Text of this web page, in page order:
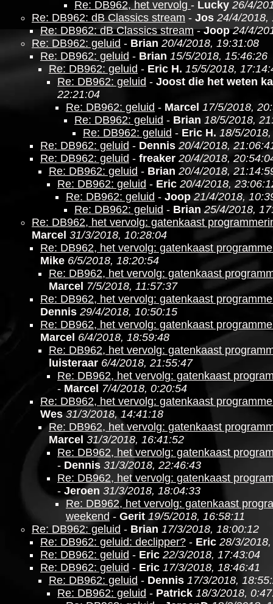
Re: DB962, het vervolg - Lucky 26/4/
Re: DB962: dB Classics stream - Jos 24/4/2018,
Re: DB962: dB Classics stream-Joop 24/4/
Re: DB962: geluid - Brian 20/4/2018, 19:31:08
Re: DB962: geluid - Brian 15/5/2018, 15:46:26
Re: DB962: geluid - Eric H. 15/5/2018,
Re: DB962: geluid - Joost die het weten
22:21:04
Re: DB962: geluid - Marcel 17/5/2018,
Re: DB962: geluid - Brian 18/5/2018,
Re: DB962: geluid - Eric H. 18/5/
Re: DB962: geluid - Dennis 20/4/2018,
Re: DB962: geluid - freaker 20/4/2018,
Re: DB962: geluid - Brian 20/4/2018,
Re: DB962: geluid - Eric 20/4/2018,
Re: DB962: geluid - Joop 21/4/2018,
Re: DB962: geluid - Brian 25/4/2018,
Re: DB962, het vervolg: gatenkaast
Marcel 31/3/2018, 10:28:04
Re: DB962, het vervolg: gatenkaast
Mike 6/5/2018, 18:20:54
Re: DB962, het vervolg: gatenkaast
Marcel 7/5/2018, 11:57:37
Re: DB962, het vervolg: gatenkaast
Dennis 29/4/2018, 10:50:15
Re: DB962, het vervolg: gatenkaast
Marcel 6/4/2018, 18:59:48
Re: DB962, het vervolg: gatenkaast
luisteraar 6/4/2018, 21:55:47
Re: DB962, het vervolg: gatenkaast
- Marcel 7/4/2018, 0:20:54
Re: DB962, het vervolg: gatenkaast
Wes 31/3/2018, 14:41:18
Re: DB962, het vervolg: gatenkaast
Marcel 31/3/2018, 16:41:52
Re: DB962, het vervolg: gatenkaast
- Dennis 31/3/2018, 22:46:43
Re: DB962, het vervolg: gatenkaast
- Jeroen 31/3/2018, 18:04:33
Re: DB962, het vervolg: gatenkaast
weekend - Gerit 19/5/2018, 16:58:11
Re: DB962: geluid - Brian 17/3/2018, 18:00:12
Re: DB962: geluid: declipper? - Eric 28/3/
Re: DB962: geluid - Eric 22/3/2018, 17:43:04
Re: DB962: geluid - Eric 17/3/2018, 18:46:41
Re: DB962: geluid - Dennis 17/3/2018,
Re: DB962: geluid - Patrick 18/3/2018,